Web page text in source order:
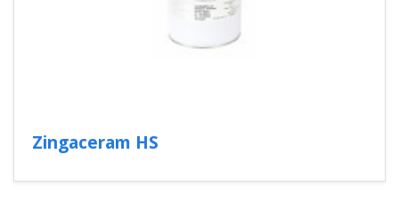
Zingaceram HS